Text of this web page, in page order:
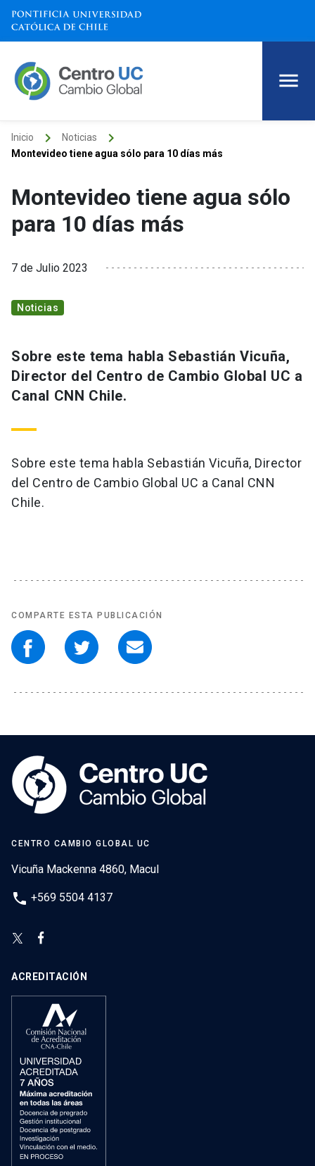
Inicio keyboard_arrow_right Noticias keyboard_arrow_right
Montevideo tiene agua sólo para 10 días más
Montevideo tiene agua sólo
para 10 días más
7 de Julio 2023
Noticias
Sobre este tema habla Sebastián Vicuña,
Director del Centro de Cambio Global UC a
Canal CNN Chile.
Sobre este tema habla Sebastián Vicuña, Director
del Centro de Cambio Global UC a Canal CNN
Chile.
COMPARTE ESTA PUBLICACIÓN
CENTRO CAMBIO GLOBAL UC
Vicuña Mackenna 4860, Macul
phone +569 5504 4137
ACREDITACIÓN